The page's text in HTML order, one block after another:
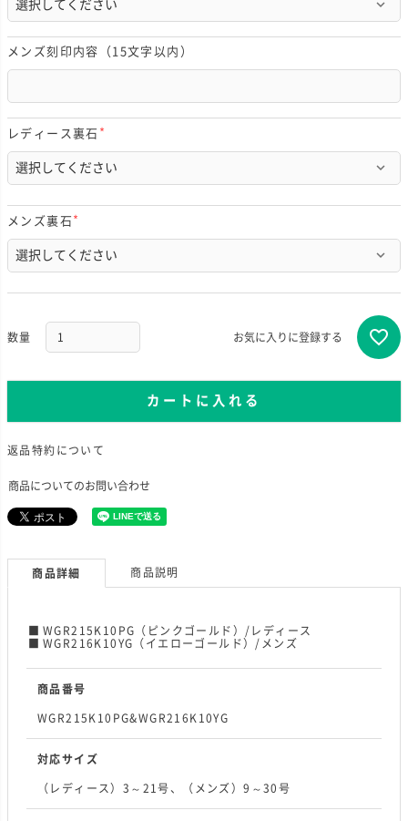
須
)
メンズ刻印内容（15文字以内）
レディース裏石
必
須
)
メンズ裏石
必
須
)
お気に入りに登録する
カートに入れる
返品特約について
商品についてのお問い合わせ
商品詳細 商品説明
WGR215K10PG（ピンクゴールド）/レディース
WGR216K10YG（イエローゴールド）/メンズ
商品番号
WGR215K10PG&WGR216K10YG
対応サイズ
（レディース）3～21号、（メンズ）9～30号